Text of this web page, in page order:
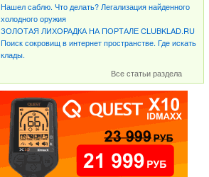
Нашел саблю. Что делать? Легализация найденного
холодного оружия
ЗОЛОТАЯ ЛИХОРАДКА НА ПОРТАЛЕ CLUBKLAD.RU
Поиск сокровищ в интернет пространстве. Где искать
клады.
Все статьи раздела